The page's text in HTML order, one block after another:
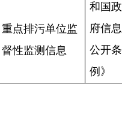
和国政
府信息
公开条
例》
重点排污单位监
督性监测信息